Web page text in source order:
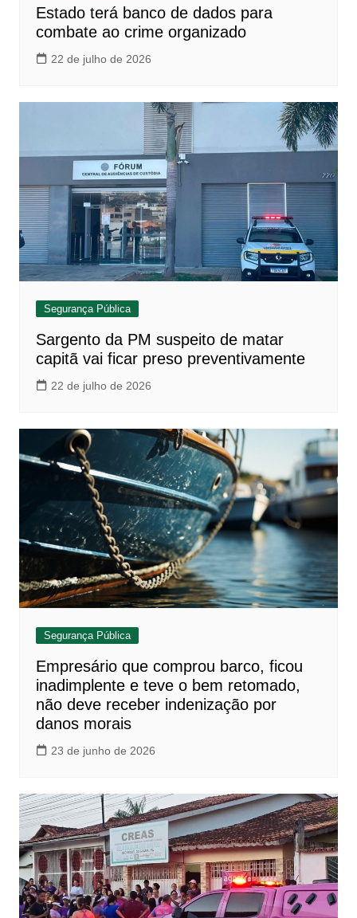
Estado terá banco de dados para
combate ao crime organizado
22 de julho de 2026
Segurança Pública
Sargento da PM suspeito de matar
capitã vai ficar preso preventivamente
22 de julho de 2026
Segurança Pública
Empresário que comprou barco, ficou
inadimplente e teve o bem retomado,
não deve receber indenização por
danos morais
23 de junho de 2026